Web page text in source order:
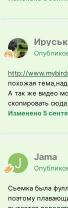
http://
похожая
А так же видео
скопировать
Изменено 5
Jama
Съемка была
поэтому